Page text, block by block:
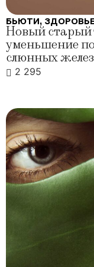
БЬЮТИ,
Новый старый
уменьшение
слюнных желез
2 295